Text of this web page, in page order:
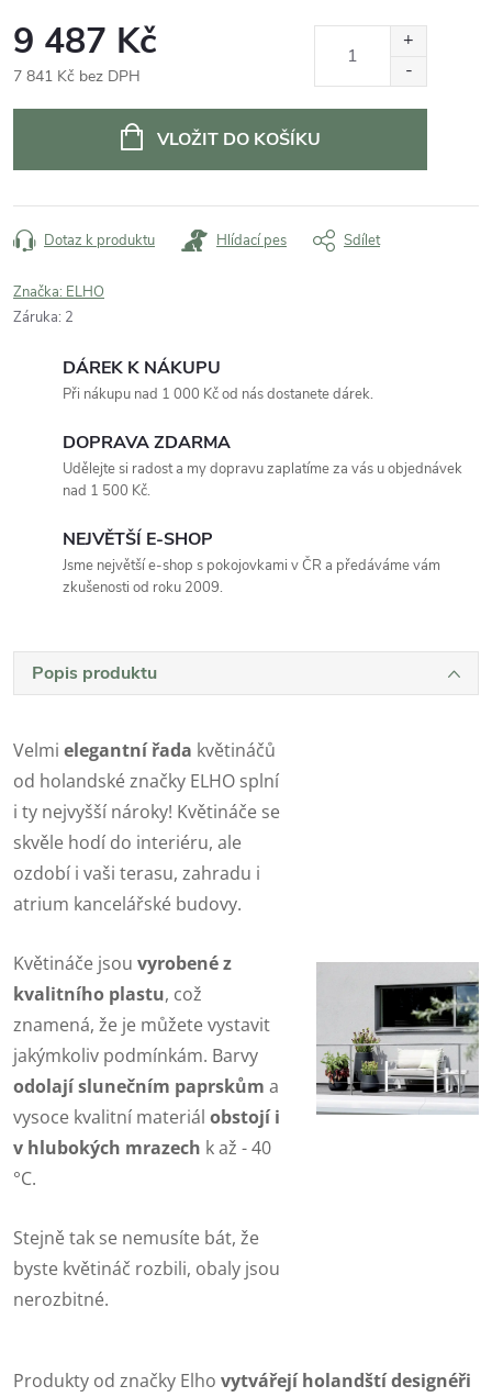
9 487 Kč
7 841 Kč bez DPH
VLOŽIT DO KOŠÍKU
Dotaz k produktu Hlídací pes Sdílet
Značka: ELHO
Záruka: 2
DÁREK K NÁKUPU
Při nákupu nad 1 000 Kč od nás dostanete dárek.
DOPRAVA ZDARMA
Udělejte si radost a my dopravu zaplatíme za vás u objednávek
nad 1 500 Kč.
NEJVĚTŠÍ E-SHOP
Jsme největší e-shop s pokojovkami v ČR a předáváme vám
zkušenosti od roku 2009.
Popis produktu
Velmi elegantní řada květináčů
od holandské značky ELHO splní
i ty nejvyšší nároky! Květináče se
skvěle hodí do interiéru, ale
ozdobí i vaši terasu, zahradu i
atrium kancelářské budovy.
Květináče jsou vyrobené z
kvalitního plastu, což
znamená, že je můžete vystavit
jakýmkoliv podmínkám. Barvy
odolají slunečním paprskům a
vysoce kvalitní materiál obstojí i
v hlubokých mrazech k až - 40
°C.
Stejně tak se nemusíte bát, že
byste květináč rozbili, obaly jsou
nerozbitné.
Produkty od značky Elho vytvářejí holandští designéři